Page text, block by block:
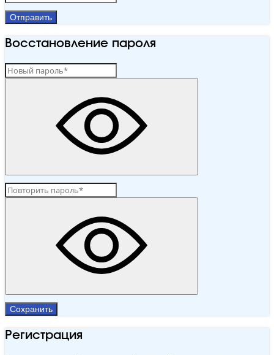
Отправить
Восстановление пароля
Сохранить
Регистрация